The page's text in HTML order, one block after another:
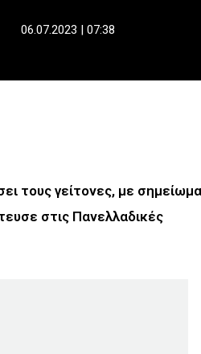
06.07.2023 | 07:38
τους γείτονες, με
στις Πανελλαδικές